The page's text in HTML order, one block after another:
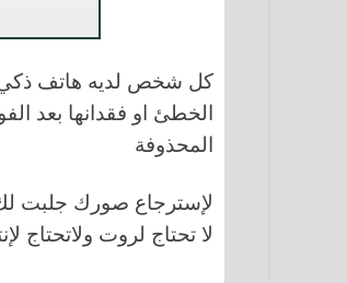
كل شخص لديه هاتف ذكي
الخطئ او فقدانها بعد
المحذوفة
لإسترجاع صورك جلبت لك
لا تحتاج لروت ولاتحتاج